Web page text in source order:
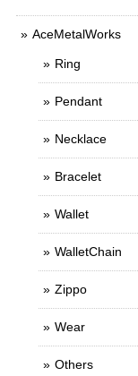
AceMetalWorks
Ring
Pendant
Necklace
Bracelet
Wallet
WalletChain
Zippo
Wear
Others